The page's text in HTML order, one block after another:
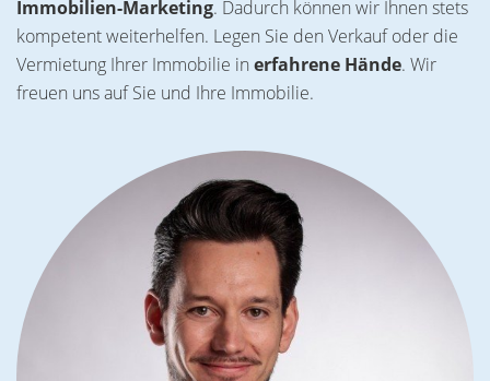
Zimmer bieten mit dem direkten Balkonzugang einen
weiten Blick in die Nachbarschaft.Haben wir Ihr Interesse
geweckt ?Schicken Sie uns gerne eine Kontaktanfrage.Sie
erhalten das Lang-Expose mit der kompletten
Immobilien-Marketing. Dadurch können wir Ihnen stets
kompetent weiterhelfen. Legen Sie den Verkauf oder die
Vermietung Ihrer Immobilie in erfahrene Hände. Wir
freuen uns auf Sie und Ihre Immobilie.